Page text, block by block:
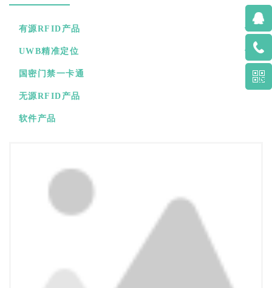
有源RFID产品
UWB精准定位
国密门禁一卡通
无源RFID产品
软件产品